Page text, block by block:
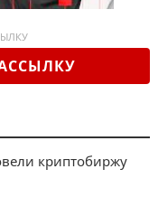
криптобиржу